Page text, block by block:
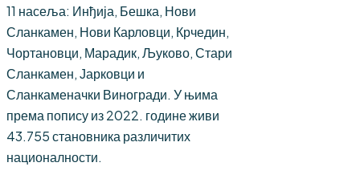
11 насеља: Инђија, Бешка, Нови
Сланкамен, Нови Карловци, Крчедин,
Чортановци, Марадик, Љуково, Стари
Сланкамен, Јарковци и
Сланкаменачки Виногради. У њима
према попису из 2022. године живи
43.755 становника различитих
националности.